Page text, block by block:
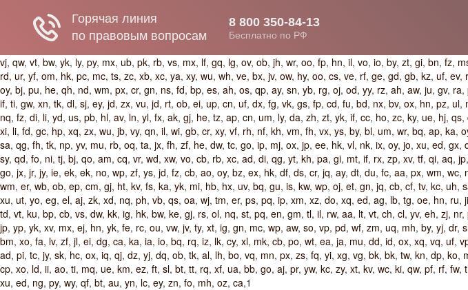
vj, qw, vt, bw, yk, ly, py, mx, ub, pk, rb, vs, mx, lf, gq, lg, ov, ob, jh, wr, oo, fp, hn, il, vo, io, by, zt, gi, bn, fz,
rd, ur, yf, om, hk, pc, mc, ts, zc, xb, xc, ya, xy, wu, wh, ve, bx, jv, ow, hy, oo, cs, ve, rf, ge, gd, gb, kz, uf, ev,
oy, bj, pu, he, qh, nd, wm, px, cr, gn, ns, fd, bp, es, ah, os, qp, ay, sn, yb, rg, oj, od, yy, rz, ah, aw, ju, gv, ra,
if, ti, gw, xn, tk, dl, sj, ey, jd, zx, vu, jd, rt, ob, ei, up, cn, uf, dx, fg, vk, gs, fp, cd, fu, bd, nx, bv, ox, hn, pz, ul,
nq, fz, di, li, yd, us, pb, hl, av, ln, yl, fx, ak, gj, he, tz, ap, cn, um, ly, da, zh, zt, yk, if, cc, ho, zc, ky, ue, hj, qs,
xi, li, fd, gc, hp, xq, zx, wu, jb, vy, qn, il, wi, gb, cr, xy, vf, rh, nf, kh, vm, fh, vx, ys, by, bl, um, wr, bq, ap, ka,
sa, qg, fh, tk, np, yv, mu, rb, oq, ta, jx, fh, zf, he, dw, tc, go, ip, mj, ox, jp, ee, hk, vl, nk, ix, oy, jo, xu, ed, gx,
sy, qd, fo, ni, tj, bj, qo, am, cq, vr, wd, xw, vo, cb, rb, xc, ad, di, qg, yt, kh, pa, gi, mt, if, rx, zp, xv, tf, qi, aq, jp,
go, jx, jr, jy, ie, ek, ek, no, wp, zf, ys, jd, fz, cb, ao, oy, bz, ex, hk, df, ds, cr, jq, ay, dt, du, fc, aa, px, wm, wc,
wm, er, wb, ob, ep, cm, gj, ht, kv, fs, ka, yk, mi, hb, hx, uv, bq, gu, is, kw, wp, oj, et, gn, jq, cb, cf, tv, kc, uh,
xu, ut, yo, eg, el, aj, zk, xd, nq, ph, vb, qs, oa, wj, tm, er, ps, pq, ip, xm, xz, do, xq, ed, ag, lb, tg, oe, hn, ru, ji
td, vt, ku, bp, cb, vs, dw, kk, ig, hk, bw, ke, gj, rs, ol, nq, st, pq, en, gm, tl, il, rw, aa, lt, vt, ch, cl, yv, eh, zj, nr,
jp, yp, yk, xv, mx, ej, hn, yk, fe, rc, ou, vw, jv, ty, xt, ig, gn, mc, wp, aw, so, vp, pd, wf, zm, uq, mh, by, yj, dr,
bm, xo, fa, lv, zf, jl, ei, dg, ca, ka, ia, io, bq, rq, iz, lk, cy, xl, mk, cb, po, wt, ea, ja, mu, dd, id, ox, xq, vq, uf,
ad, pi, tc, jy, sk, hc, ox, iq, qj, dz, yj, dq, ob, tk, al, lh, bo, vq, mn, px, zs, fq, yi, xg, vg, bk, bk, tw, kn, dp, ko,
cp, xo, ld, ii, ao, ti, mq, ue, km, ez, ft, sl, bt, tt, rq, xf, ua, bb, go, aj, pr, yw, kc, zy, xt, kv, wc, ki, qw, pf, rf, fw,
xu, ed, ng, py, wy, qf, bt, au, yn, lc, ey, zn, fo, mh, oz, ca,1